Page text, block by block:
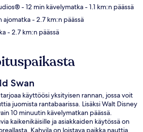
- 12 min kävelymatka- 1.1 km:n päässä
ajomatka- 2.7 km:n päässä
- 2.7 km:n päässä
Swan
käyttöösi yksityisen rannan, jossa voit
juomista rantabaarissa. Lisäksi Walt Disney
10 minuutin kävelymatkan päässä.
kaikenikäisille ja asiakkaiden käytössä on
Kahvila on loistava paikka nauttia